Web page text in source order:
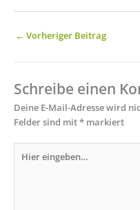
← Vorheriger Beitrag
Schreibe einen
Deine E-Mail-Adresse wird
Felder sind mit* markiert
eingeben…